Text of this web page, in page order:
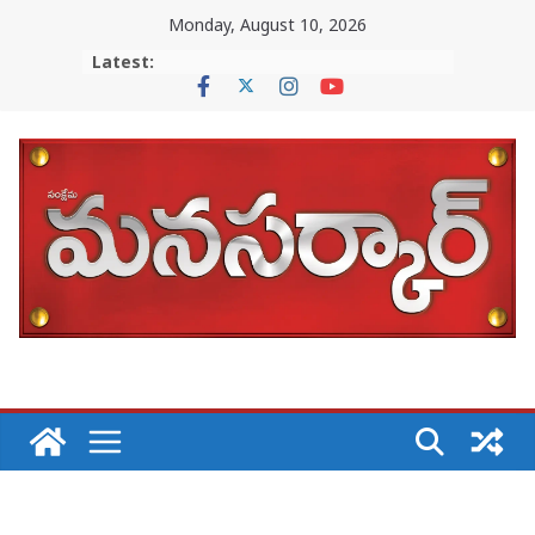
Monday, August 10, 2026
Latest: